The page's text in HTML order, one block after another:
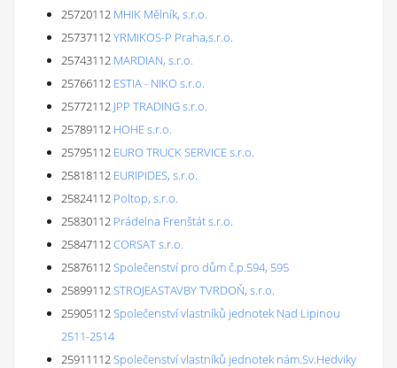
25720112 MHIK Mělník, s.r.o.
25737112YRMIKOS-P Praha,s.r.o.
25743112 MARDIAN, s.r.o.
25766112 ESTIA - NIKO s.r.o.
25772112 JPP TRADING s.r.o.
25789112 HOHE s.r.o.
25795112 EURO TRUCK SERVICE s.r.o.
25818112 EURIPIDES, s.r.o.
25824112 Poltop, s.r.o.
25830112 Prádelna Frenštát s.r.o.
25847112CORSAT s.r.o.
25876112Společenství pro dům č.p.594, 595
25899112STROJEASTAVBY TVRDOŇ, s.r.o.
25905112Společenství vlastníků jednotek Nad Lipinou
2511-2514
25911112Společenství vlastníků jednotek nám.Sv.Hedviky